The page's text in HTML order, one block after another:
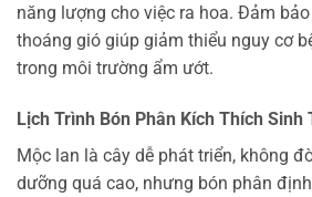
năng lượng cho việc ra hoa. Đảm
thoáng gió giúp giảm thiểu nguy cơ
trong môi trường ẩm ướt.
Lịch Trình Bón Phân Kích Thích Sinh
Mộc lan là cây dễ phát triển, không
dưỡng quá cao, nhưng bón phân